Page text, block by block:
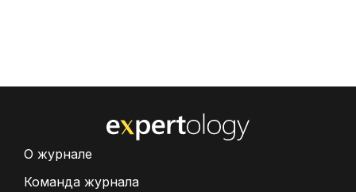
О журнале
Команда журнала